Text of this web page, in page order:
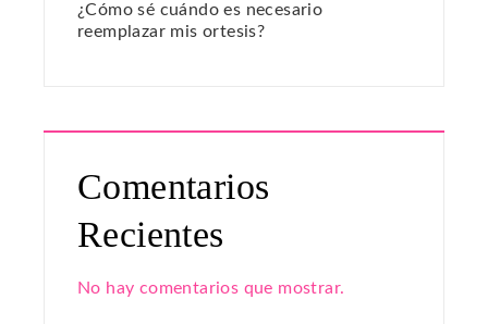
¿Cómo sé cuándo es necesario
reemplazar mis ortesis?
Comentarios
Recientes
No hay comentarios que mostrar.